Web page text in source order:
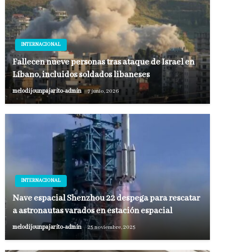
INTERNACIONAL
Fallecen nueve personas tras ataque de Israel en
Líbano, incluidos soldados libaneses
melodijounpajarito-admin 7 junio, 2026
INTERNACIONAL
Nave espacial Shenzhou 22 despega para rescatar
a astronautas varados en estación espacial
melodijounpajarito-admin 25 noviembre, 2025